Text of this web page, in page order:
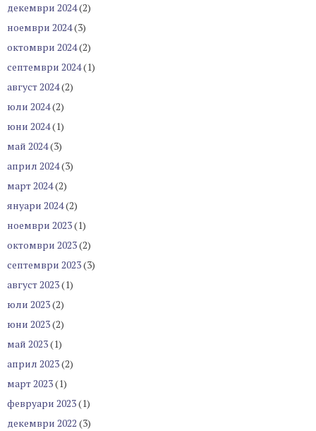
декември 2024(2)
ноември 2024(3)
октомври 2024(2)
септември 2024(1)
август 2024(2)
юли 2024(2)
юни 2024(1)
май 2024(3)
април 2024(3)
март 2024(2)
януари 2024(2)
ноември 2023(1)
октомври 2023(2)
септември 2023(3)
август 2023(1)
юли 2023(2)
юни 2023(2)
май 2023(1)
април 2023(2)
март 2023(1)
февруари 2023(1)
декември 2022 (3)